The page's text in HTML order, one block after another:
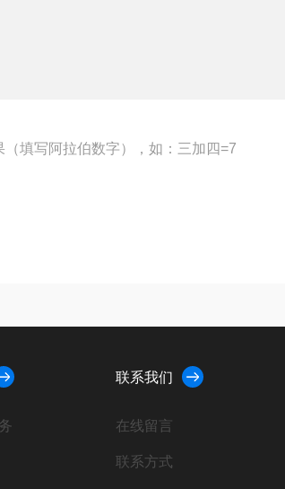
（填写阿拉伯数字），如：三加四=7
联系我们
在线留言
联系方式